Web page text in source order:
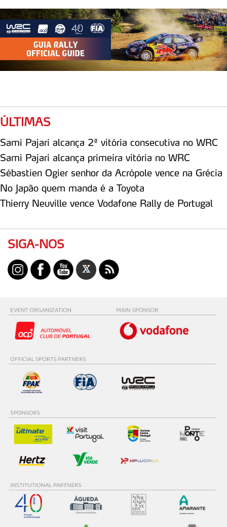
tecnologias similares pode ter impacto na sua
experiência de navegação no Website e nos serviços
disponibilizados.
Consulte a política de cookies do site.
ÚLTIMAS
Sami Pajari alcança 2ª vitória consecutiva no WRC
Sami Pajari alcança primeira vitória no WRC
Sébastien Ogier senhor da Acrópole vence na Grécia
No Japão quem manda é a Toyota
Thierry Neuville vence Vodafone Rally de Portugal
SIGA-NOS